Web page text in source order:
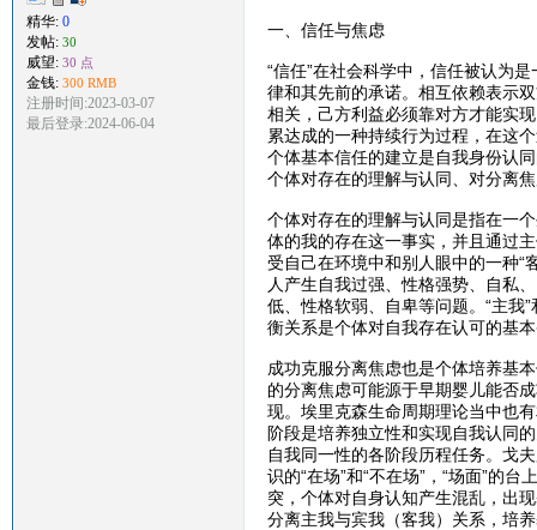
精华: 0
发帖: 30
威望: 30 点
金钱: 300 RMB
注册时间:2023-03-07
最后登录:2024-06-04
一、信任与焦虑
“信任”在社会科学中，信任被认为
律和其先前的承诺。相互依赖表示
相关，己方利益必须靠对方才能实
累达成的一种持续行为过程，在这
个体基本信任的建立是自我身份认
个体对存在的理解与认同、对分离
个体对存在的理解与认同是指在一
体的我的存在这一事实，并且通过
受自己在环境中和别人眼中的一种“
人产生自我过强、性格强势、自私
低、性格软弱、自卑等问题。“主我
衡关系是个体对自我存在认可的基
成功克服分离焦虑也是个体培养基
的分离焦虑可能源于早期婴儿能否
现。埃里克森生命周期理论当中也
阶段是培养独立性和实现自我认同
自我同一性的各阶段历程任务。戈
识的“在场”和“不在场”，“场面”的
突，个体对自身认知产生混乱，出
分离主我与宾我（客我）关系，培